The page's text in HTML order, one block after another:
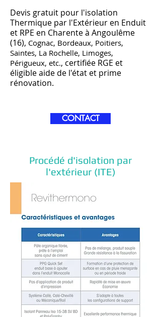
Devis gratuit pour l'isolation
Thermique par l'Extérieur en Enduit
et RPE en Charente à Angoulême
(16), Cognac, Bordeaux, Poitiers,
Saintes, La Rochelle, Limoges,
Périgueux, etc., certifiée RGE et
éligible aide de l'état et prime
rénovation.
CONTACT
Procédé d'isolation par
l'extérieur (ITE)